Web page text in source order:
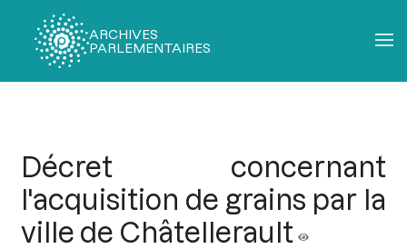
ARCHIVES
PARLEMENTAIRES
Décret concernant
l'acquisition de grains par la
ville de Châtellerault